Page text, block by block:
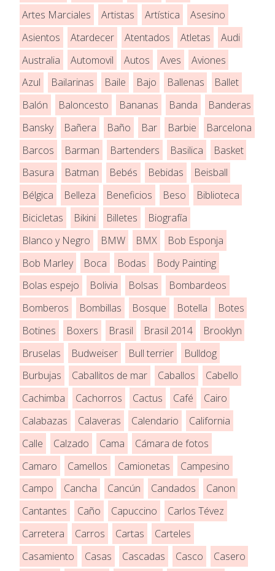
Artes Marciales
Artistas Artística
Asesino
Asientos
Atardecer Atentados Atletas
Audi
Australia
Automovil Autos Aves
Aviones
Azul
Bailarinas Baile Bajo Ballenas
Ballet
Balón
Baloncesto Bananas Banda
Banderas
Bansky
Bañera Baño Bar Barbie
Barcelona
Barcos
Barman Bartenders Basilica
Basket
Basura
Batman Bebés Bebidas
Beisball
Bélgica
Belleza Beneficios Beso
Biblioteca
Bicicletas
Bikini Billetes
Biografía
Blanco y Negro
BMW BMX
Bob Esponja
Bob Marley
Boca Bodas
Body Painting
Bolas espejo
Bolivia Bolsas
Bombardeos
Bomberos
Bombillas Bosque Botella
Botes
Botines
Boxers Brasil Brasil 2014
Brooklyn
Bruselas
Budweiser Bull terrier
Bulldog
Burbujas
Caballitos de mar Caballos
Cabello
Cachimba
Cachorros Cactus Café
Cairo
Calabazas
Calaveras Calendario
California
Calle
Calzado Cama
Cámara de fotos
Camaro
Camellos Camionetas
Campesino
Campo
Cancha Cancún Candados
Canon
Cantantes
Caño Capuccino
Carlos Tévez
Carretera
Carros Cartas
Carteles
Casamiento
Casas Cascadas Casco
Casero